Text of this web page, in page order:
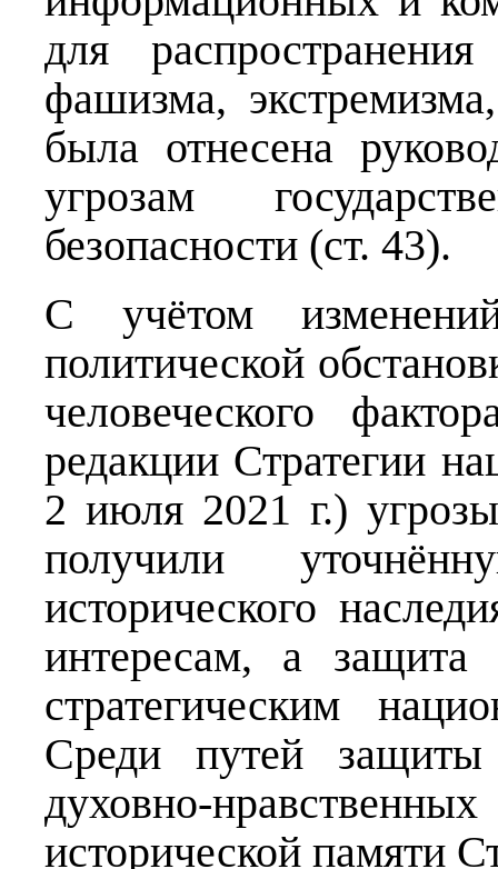
для
фашизма,
была отнесена
угрозам
безопасности (ст. 43).
С учётом
политической
человеческого
редакции Стратегии
2 июля 2021 г.)
получили
исторического
интересам, а
стратегическим
Среди путей защиты
духовно-
исторической памяти